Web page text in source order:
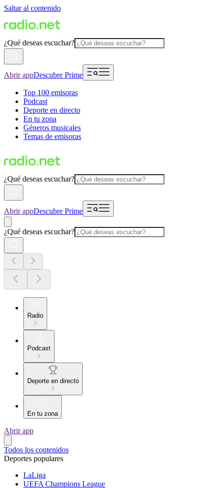
Saltar al contenido
¿Qué deseas escuchar?
Abrir appDescubre Prime
Top 100 emisoras
Podcast
Deporte en directo
En tu zona
Géneros musicales
Temas de emisoras
¿Qué deseas escuchar?
Abrir appDescubre Prime
¿Qué deseas escuchar?
Radio
Podcast
Deporte en directo
En tu zona
Abrir app
Todos los contenidos
Deportes populares
LaLiga
UEFA Champions League